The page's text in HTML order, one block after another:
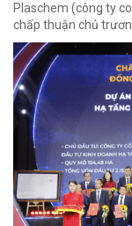
Plaschem (công ty
chấp thuận chủ